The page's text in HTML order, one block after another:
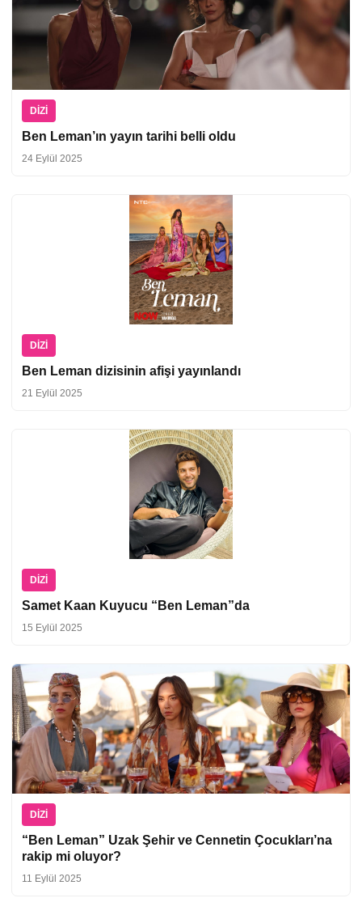
DIZI
Ben Leman’ın yayın tarihi belli oldu
24 Eylül 2025
DIZI
Ben Leman dizisinin afişi yayınlandı
21 Eylül 2025
DIZI
Samet Kaan Kuyucu “Ben Leman”da
15 Eylül 2025
DIZI
“Ben Leman” Uzak Şehir ve Cennetin Çocukları’na
rakip mi oluyor?
11 Eylül 2025